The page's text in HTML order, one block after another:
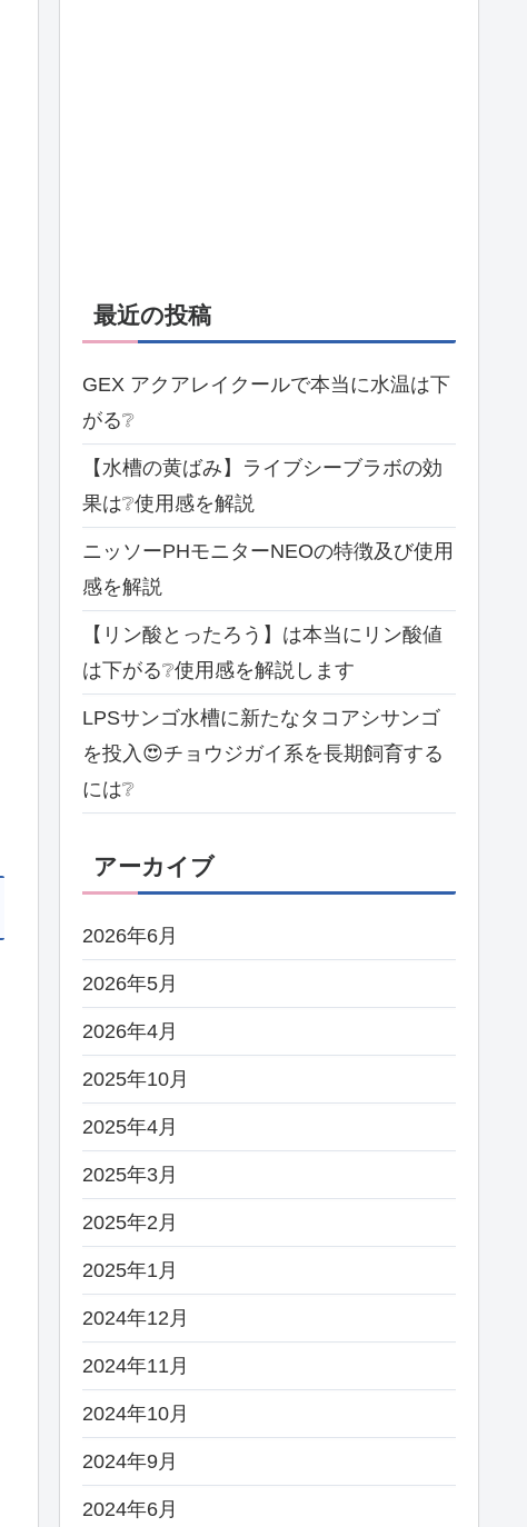
最近の投稿
GEX アクアレイクールで本当に水温は下
がる❔
【水槽の黄ばみ】ライブシーブラボの効
果は❔使用感を解説
ニッソーPHモニターNEOの特徴及び使用
感を解説
【リン酸とったろう】は本当にリン酸値
は下がる❔使用感を解説します
LPSサンゴ水槽に新たなタコアシサンゴ
を投入😍チョウジガイ系を長期飼育する
には❔
アーカイブ
2026年6月
2026年5月
2026年4月
2025年10月
2025年4月
2025年3月
2025年2月
2025年1月
2024年12月
2024年11月
2024年10月
2024年9月
2024年6月